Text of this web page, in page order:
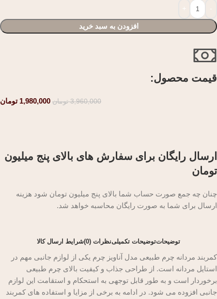
افزودن به سبد خرید
قیمت محصول:​
3,960,000 تومان 1,980,000 تومان
ارسال رایگان برای سفارش های بالای پنج میلیون
تومان
چنان چه جمع صورت حساب شما بالای پنج میلیون تومان شود هزینه
ارسال برای شما به صورت رایگان محاسبه خواهد شد.
توضیحاتتوضیحات تکمیلینظرات (0) شرایط ارسال کالا
کمربند مردانه چرم طبیعی مدل آناویز چرم یکی از لوازم جانبی مهم در
استایل مردانه است. از طراحی جذاب و کیفیت بالای چرم طبیعی
برخوردار است و به طور قابل توجهی به استحکام و استقامت این لوازم
جانبی افزوده می شود. در ادامه به برخی از مزایا و استفاده های کمربند